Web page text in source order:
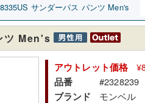
US サンダーパス パンツ Men's
ツ Men's
アウトレット価格
品番 #2328239
ブランド モンベル